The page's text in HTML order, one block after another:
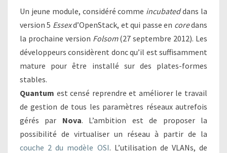
Un jeune module, considéré comme incubateddans la
version 5 Essexd’OpenStack, et qui passe en coredans
la prochaine version Folsom(27 septembre 2012). Les
développeurs considèrent donc qu’il est suffisamment
mature pour être installé sur des plates-formes
stables.
Quantum est censé reprendre et améliorer le travail
de gestion de tous les paramètres réseaux autrefois
gérés par Nova. L’ambition est de proposer la
possibilité de virtualiser un réseau à partir de la
couche 2 du modèle OSI. L’utilisation de VLANs, de